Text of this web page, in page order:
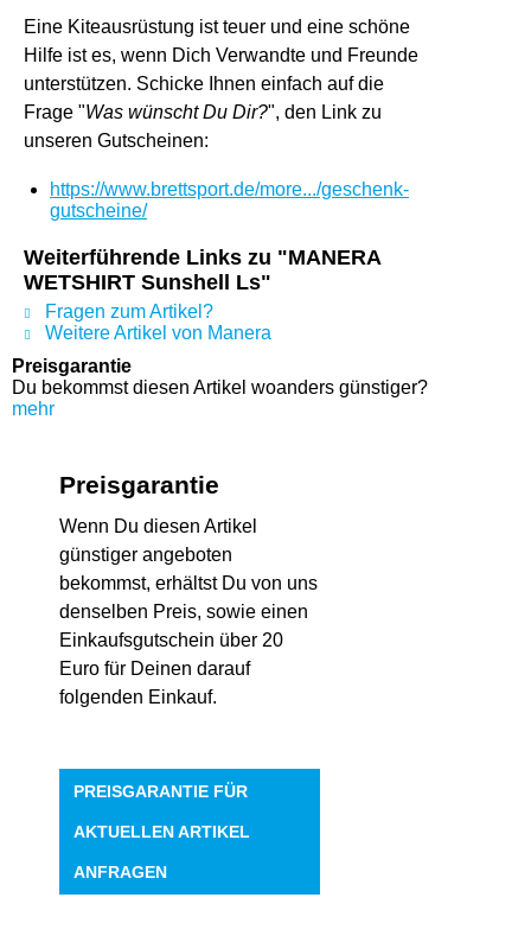
Eine Kiteausrüstung ist teuer und eine schöne
Hilfe ist es, wenn Dich Verwandte und Freunde
unterstützen. Schicke Ihnen einfach auf die
Frage "Was wünscht Du Dir?", den Link zu
unseren Gutscheinen:
https://www.brettsport.de/more.../geschenk-
gutscheine/
Weiterführende Links zu "MANERA
WETSHIRT Sunshell Ls"
Fragen zum Artikel?
Weitere Artikel von Manera
Preisgarantie
Du bekommst diesen Artikel woanders günstiger?
mehr
Preisgarantie
Wenn Du diesen Artikel
günstiger angeboten
bekommst, erhältst Du von uns
denselben Preis, sowie einen
Einkaufsgutschein über 20
Euro für Deinen darauf
folgenden Einkauf.
PREISGARANTIE FÜR
AKTUELLEN ARTIKEL
ANFRAGEN